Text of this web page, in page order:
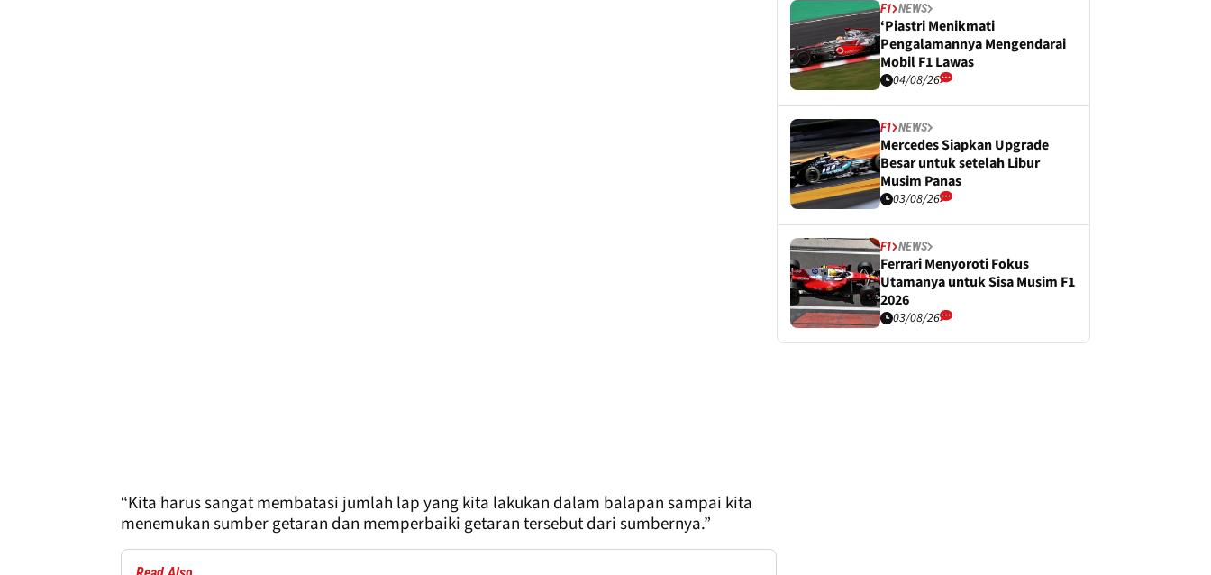
“Kita harus sangat membatasi jumlah lap yang kita lakukan dalam balapan sampai kita
menemukan sumber getaran dan memperbaiki getaran tersebut dari sumbernya.”
F1 NEWS
‘Piastri Menikmati
Pengalamannya Mengendarai
Mobil F1 Lawas
04/08/26
F1 NEWS
Mercedes Siapkan Upgrade
Besar untuk setelah Libur
Musim Panas
03/08/26
F1 NEWS
Ferrari Menyoroti Fokus
Utamanya untuk Sisa Musim F1
2026
03/08/26